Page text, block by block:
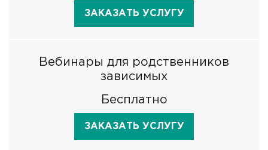
ЗАКАЗАТЬ УСЛУГУ
Вебинары для родственников
зависимых
Бесплатно
ЗАКАЗАТЬ УСЛУГУ